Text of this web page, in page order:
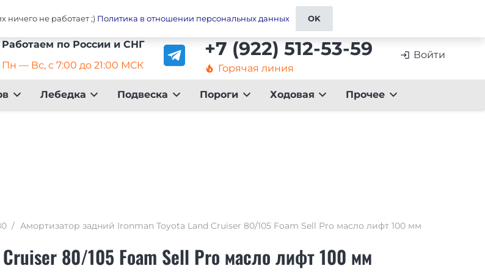
Главная Оплата Доставка Контакты и реквизиты
Работаем по России и СНГ
Пн — Вс, с 7:00 до 21:00 МСК
+7 (922) 512-53-59
local_fire_department Горячая линия
login Войти
Лебедка Подвеска Пороги Ходовая Прочее
/ Амортизатор задний Ironman Toyota Land Cruiser 80/105 Foam Sell Pro масло лифт 100 мм
80/105 Foam Sell Pro масло лифт 100 мм
ничего не работает ;) Политика в отношении персональных данных OK